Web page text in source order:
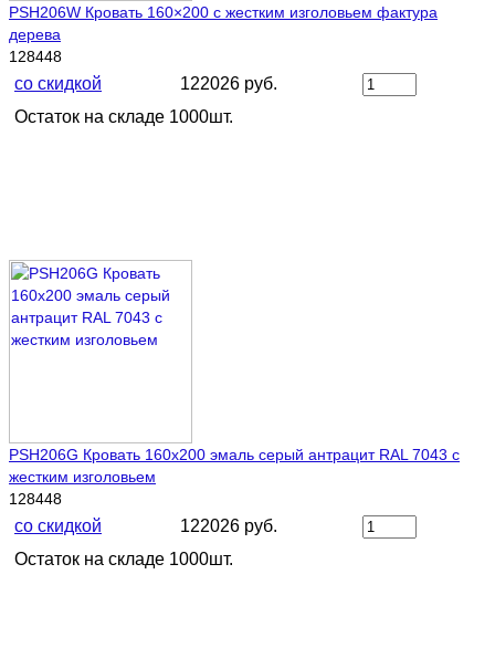
PSH206W Кровать 160×200 с жестким изголовьем фактура
дерева
128448
со скидкой
122026 руб.
Остаток на складе 1000шт.
PSH206G Кровать 160х200 эмаль серый антрацит RAL 7043 с
жестким изголовьем
128448
со скидкой
122026 руб.
Остаток на складе 1000шт.